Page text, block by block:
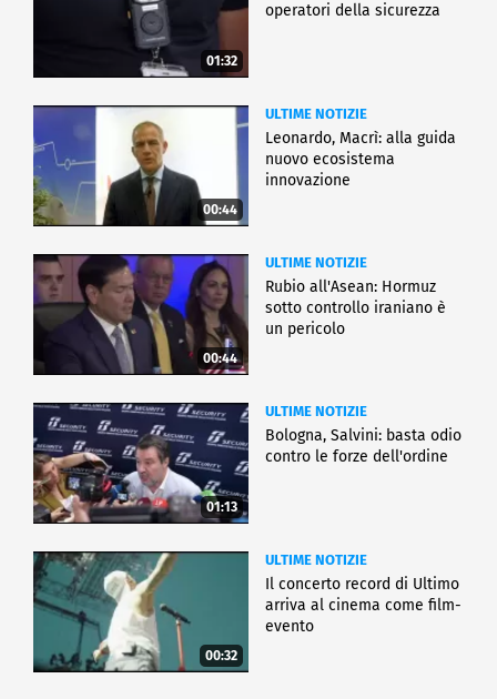
01:32
operatori della sicurezza
00:44
ULTIME NOTIZIE
Leonardo, Macrì: alla guida
nuovo ecosistema
innovazione
00:44
ULTIME NOTIZIE
Rubio all'Asean: Hormuz
sotto controllo iraniano è
un pericolo
01:13
ULTIME NOTIZIE
Bologna, Salvini: basta odio
contro le forze dell'ordine
00:32
ULTIME NOTIZIE
Il concerto record di Ultimo
arriva al cinema come film-
evento